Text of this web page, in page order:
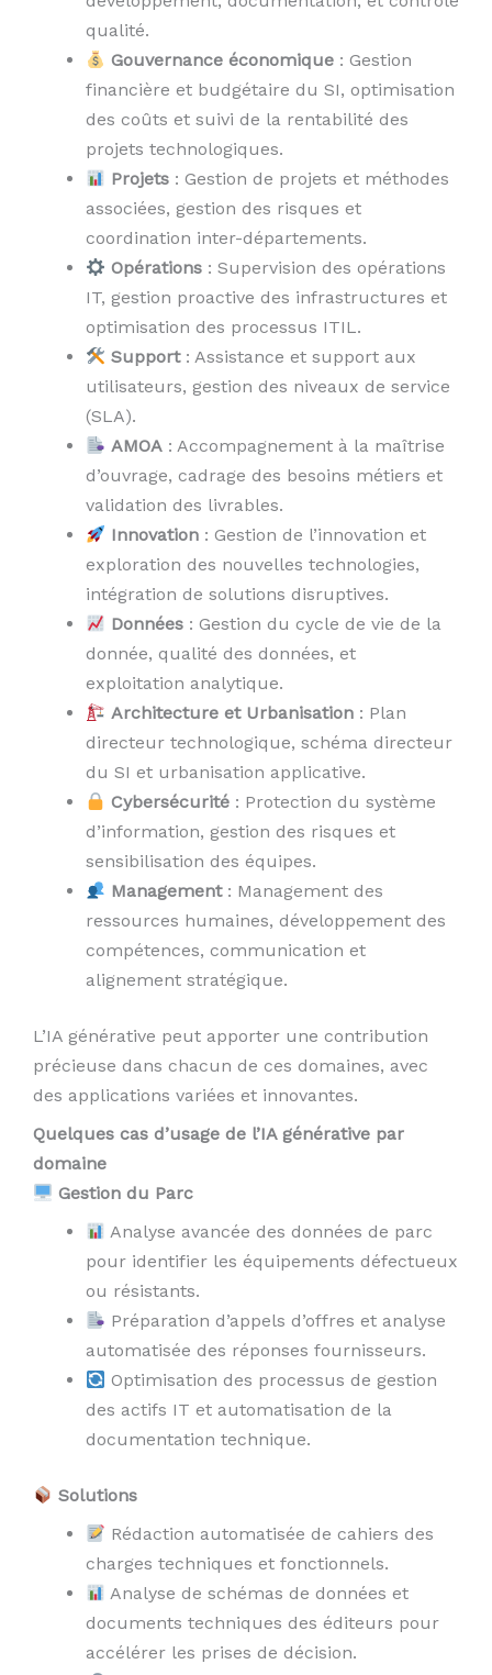
qualité.
Gouvernance économique : Gestion
financière et budgétaire du SI, optimisation
des coûts et suivi de la rentabilité des
projets technologiques.
Projets : Gestion de projets et méthodes
associées, gestion des risques et
coordination inter-départements.
Opérations : Supervision des opérations
IT, gestion proactive des infrastructures et
optimisation des processus ITIL.
Support: Assistance et support aux
utilisateurs, gestion des niveaux de service
(SLA).
AMOA : Accompagnement à la maîtrise
d’ouvrage, cadrage des besoins métiers et
validation des livrables.
Innovation : Gestion de l’innovation et
exploration des nouvelles technologies,
intégration de solutions disruptives.
Données : Gestion du cycle de vie de la
donnée, qualité des données, et
exploitation analytique.
Architecture et Urbanisation : Plan
directeur technologique, schéma directeur
du SI et urbanisation applicative.
Cybersécurité : Protection du système
d’information, gestion des risques et
sensibilisation des équipes.
Management: Management des
ressources humaines, développement des
compétences, communication et
alignement stratégique.
L’IA générative peut apporter une contribution
précieuse dans chacun de ces domaines, avec
des applications variées et innovantes.
Quelques cas d’usage de l’IA générative par
domaine
Gestion du Parc
Analyse avancée des données de parc
pour identifier les équipements défectueux
ou résistants.
Préparation d’appels d’offres et analyse
automatisée des réponses fournisseurs.
Optimisation des processus de gestion
des actifs IT et automatisation de la
documentation technique.
Solutions
Rédaction automatisée de cahiers des
charges techniques et fonctionnels.
Analyse de schémas de données et
documents techniques des éditeurs pour
accélérer les prises de décision.